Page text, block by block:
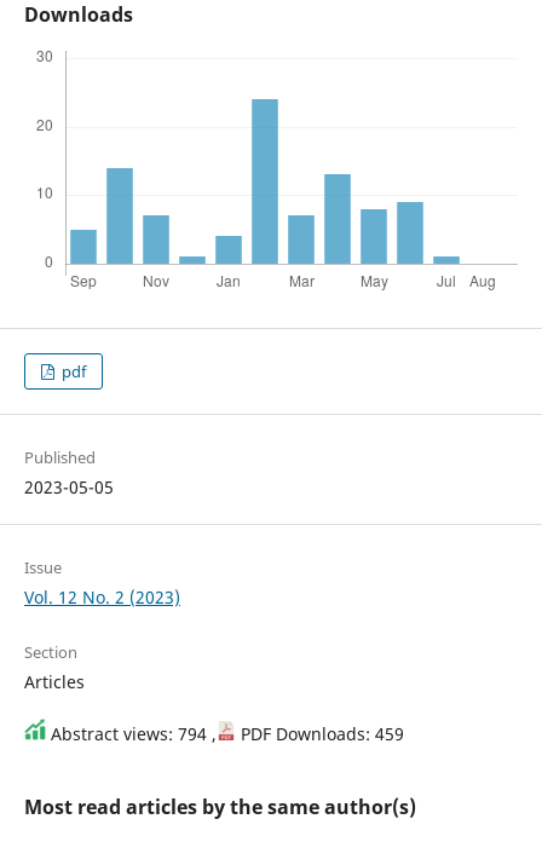
Downloads
pdf
Published
2023-05-05
Issue
Vol. 12 No. 2 (2023)
Section
Articles
Abstract views: 794 , PDF Downloads: 459
Most read articles by the same author(s)